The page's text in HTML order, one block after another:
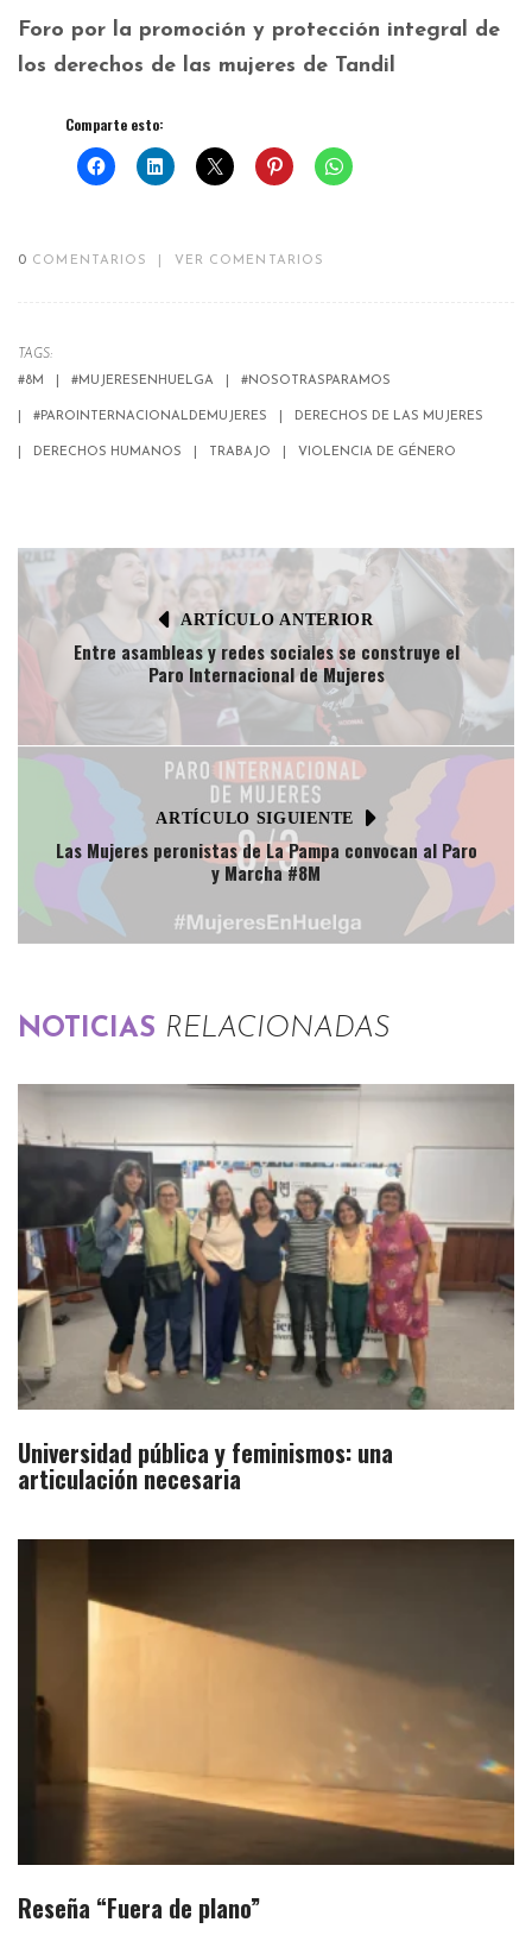
Foro por la promoción y protección integral de
los derechos de las mujeres de Tandil
Comparte esto:
0 COMENTARIOS VER COMENTARIOS
TAGS:
#8M
#MUJERESENHUELGA #NOSOTRASPARAMOS
#PAROINTERNACIONALDEMUJERES DERECHOS DE LAS MUJERES
DERECHOS HUMANOS TRABAJO VIOLENCIA DE GÉNERO
ARTÍCULO ANTERIOR
Entre asambleas y redes sociales se construye el
Paro Internacional de Mujeres
ARTÍCULO SIGUIENTE
Las Mujeres peronistas de La Pampa convocan al Paro
y Marcha #8M
NOTICIAS RELACIONADAS
Universidad pública y feminismos: una
articulación necesaria
Reseña “Fuera de plano”